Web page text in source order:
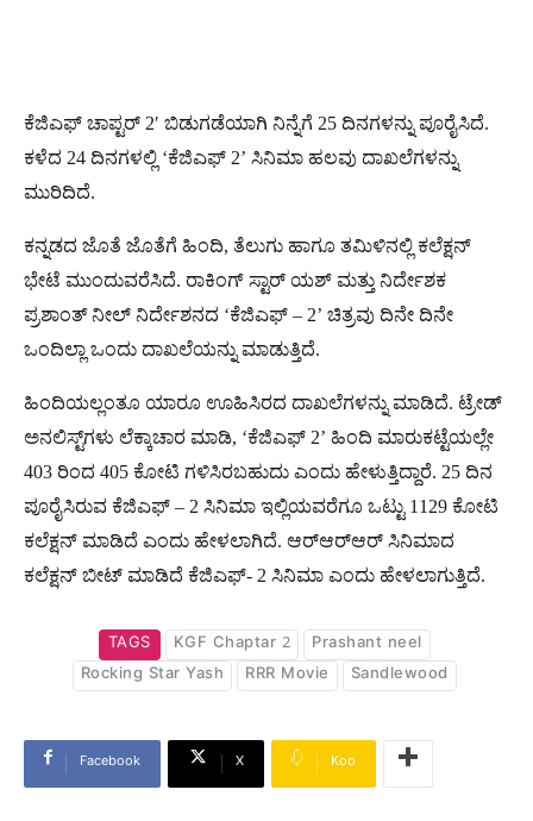
ಕೆಜಿಎಫ್ ಚಾಪ್ಟರ್ 2′ ಬಿಡುಗಡೆಯಾಗಿ ನಿನ್ನೆಗೆ 25 ದಿನಗಳನ್ನು ಪೂರೈಸಿದೆ.
ಕಳೆದ 24 ದಿನಗಳಲ್ಲಿ ‘ಕೆಜಿಎಫ್ 2’ ಸಿನಿಮಾ ಹಲವು ದಾಖಲೆಗಳನ್ನು
ಮುರಿದಿದೆ.
ಕನ್ನಡದ ಜೊತೆ ಜೊತೆಗೆ ಹಿಂದಿ, ತೆಲುಗು ಹಾಗೂ ತಮಿಳಿನಲ್ಲಿ ಕಲೆಕ್ಷನ್
ಭೇಟೆ ಮುಂದುವರೆಸಿದೆ. ರಾಕಿಂಗ್ ಸ್ಟಾರ್ ಯಶ್ ಮತ್ತು ನಿರ್ದೇಶಕ
ಪ್ರಶಾಂತ್ ನೀಲ್ ನಿರ್ದೇಶನದ ‘ಕೆಜಿಎಫ್ – 2’ ಚಿತ್ರವು ದಿನೇ ದಿನೇ
ಒಂದಿಲ್ಲಾ ಒಂದು ದಾಖಲೆಯನ್ನು ಮಾಡುತ್ತಿದೆ.
ಹಿಂದಿಯಲ್ಲಂತೂ ಯಾರೂ ಊಹಿಸಿರದ ದಾಖಲೆಗಳನ್ನು ಮಾಡಿದೆ. ಟ್ರೇಡ್
ಅನಲಿಸ್ಟ್‌ಗಳು ಲೆಕ್ಕಾಚಾರ ಮಾಡಿ, ‘ಕೆಜಿಎಫ್ 2’ ಹಿಂದಿ ಮಾರುಕಟ್ಟೆಯಲ್ಲೇ
403 ರಿಂದ 405 ಕೋಟಿ ಗಳಿಸಿರಬಹುದು ಎಂದು ಹೇಳುತ್ತಿದ್ದಾರೆ. 25 ದಿನ
ಪೂರೈಸಿರುವ ಕೆಜಿಎಫ್​ – 2 ಸಿನಿಮಾ ಇಲ್ಲಿಯವರೆಗೂ ಒಟ್ಟು 1129 ಕೋಟಿ
ಕಲೆಕ್ಷನ್​ ಮಾಡಿದೆ ಎಂದು ಹೇಳಲಾಗಿದೆ. ಆರ್​​ಆರ್​​ಆರ್​ ಸಿನಿಮಾದ
ಕಲೆಕ್ಷನ್​ ಬೀಟ್​ ಮಾಡಿದೆ ಕೆಜಿಎಫ್​- 2 ಸಿನಿಮಾ ಎಂದು ಹೇಳಲಾಗುತ್ತಿದೆ.
TAGS KGF Chaptar 2
Prashant neel
Rocking Star Yash
RRR Movie Sandlewood
Facebook X Koo